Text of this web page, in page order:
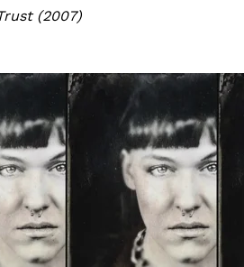
(2007)